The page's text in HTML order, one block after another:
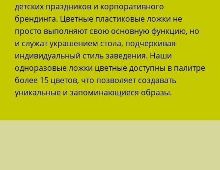
детских праздников и корпоративного
брендинга. Цветные пластиковые ложки не
просто выполняют свою основную функцию, но
и служат украшением стола, подчеркивая
индивидуальный стиль заведения. Наши
одноразовые ложки цветные доступны в палитре
более 15 цветов, что позволяет создавать
уникальные и запоминающиеся образы.